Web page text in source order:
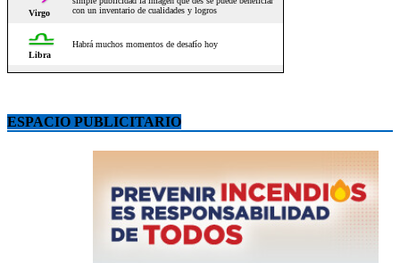
ESPACIO PUBLICITARIO